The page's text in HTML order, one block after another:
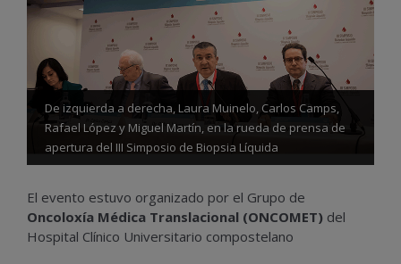
De izquierda a derecha, Laura Muinelo, Carlos Camps,
Rafael López y Miguel Martín, en la rueda de prensa de
apertura del III Simposio de Biopsia Líquida
El evento estuvo organizado por el Grupo de
Oncoloxía Médica Translacional (ONCOMET) del
Hospital Clínico Universitario compostelano